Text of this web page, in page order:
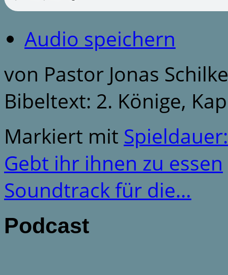
Audio speichern
von Pastor Jonas Schilke
Bibeltext: 2. Könige,
Markiert mit
Gebt ihr ihnen zu essen
Soundtrack für die…
Podcast